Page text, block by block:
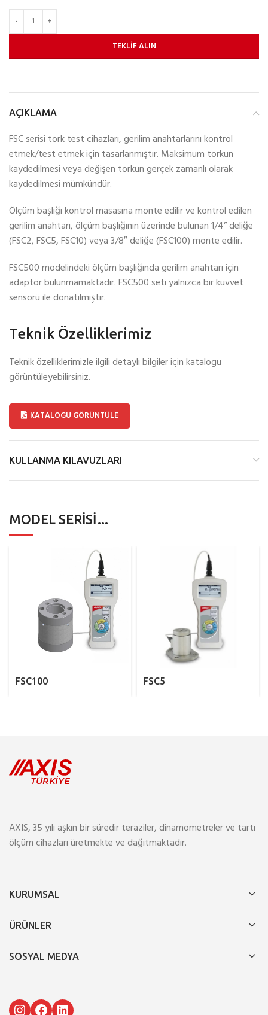
TEKLIF ALIN
AÇIKLAMA
FSC serisi tork test cihazları, gerilim anahtarlarını kontrol
etmek/test etmek için tasarlanmıştır. Maksimum torkun
kaydedilmesi veya değişen torkun gerçek zamanlı olarak
kaydedilmesi mümkündür.
Ölçüm başlığı kontrol masasına monte edilir ve kontrol edilen
gerilim anahtarı, ölçüm başlığının üzerinde bulunan 1/4” deliğe
(FSC2, FSC5, FSC10) veya 3/8″ deliğe (FSC100) monte edilir.
FSC500 modelindeki ölçüm başlığında gerilim anahtarı için
adaptör bulunmamaktadır. FSC500 seti yalnızca bir kuvvet
sensörü ile donatılmıştır.
Teknik Özelliklerimiz
Teknik özelliklerimizle ilgili detaylı bilgiler için katalogu
görüntüleyebilirsiniz.
KATALOGU GÖRÜNTÜLE
KULLANMA KILAVUZLARI
MODEL SERISI…
FSC100 FSC5
AXIS, 35 yılı aşkın bir süredir teraziler, dinamometreler ve tartı
ölçüm cihazları üretmekte ve dağıtmaktadır.
KURUMSAL
ÜRÜNLER
SOSYAL MEDYA
Instagram
Facebook
LinkedIn